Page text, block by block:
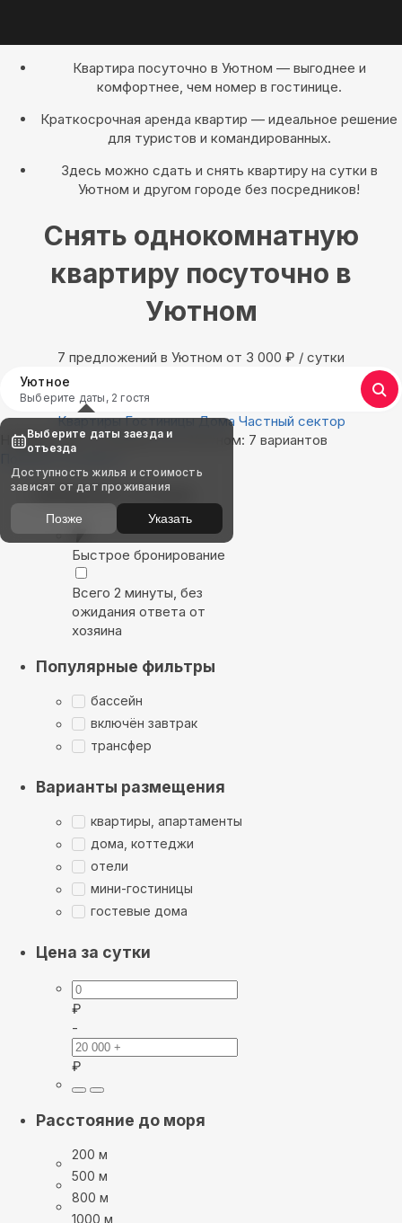
Квартира посуточно в Уютном — выгоднее и
комфортнее, чем номер в гостинице.
Краткосрочная аренда квартир — идеальное решение
для туристов и командированных.
Здесь можно сдать и снять квартиру на сутки в
Уютном и другом городе без посредников!
Снять однокомнатную
квартиру посуточно в
Уютном
7 предложений в Уютном oт 3 000 ₽ / сутки
Уютное
Выберите даты, 2 гостя
Квартиры Гостиницы Дома Частный сектор
Найдём, где остановиться в Уютном: 7 вариантов
Показать на карте
Выбирайте лучшее
Быстрое бронирование
Всего 2 минуты, без
ожидания ответа от
хозяина
Популярные фильтры
бассейн
включён завтрак
трансфер
Варианты размещения
квартиры, апартаменты
дома, коттеджи
отели
мини-гостиницы
гостевые дома
Цена за сутки
₽
-
₽
Расстояние до моря
200 м
500 м
800 м
1000 м
Выберите даты заезда и
отъезда
Доступность жилья и стоимость
зависят от дат проживания
Позже Указать